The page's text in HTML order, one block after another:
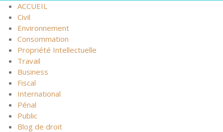
ACCUEIL
Civil
Environnement
Consommation
Propriété Intellectuelle
Travail
Business
Fiscal
International
Pénal
Public
Blog de droit